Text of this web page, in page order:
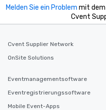
Melden Sie ein Problem mit
Cvent
Cvent Supplier Network
OnSite Solutions
Eventmanagementsoftware
Eventregistrierungssoftware
Mobile Event-Apps